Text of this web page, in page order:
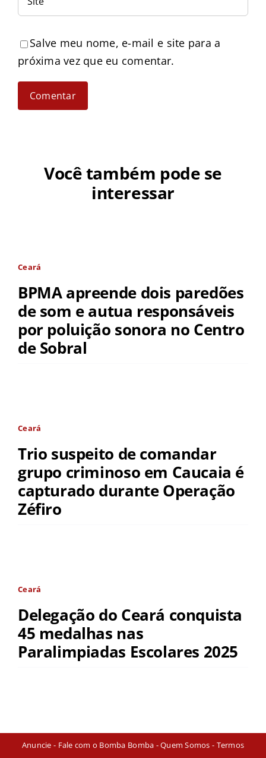
Salve meu nome, e-mail e site para a
próxima vez que eu comentar.
Você também pode se
interessar
Ceará
BPMA apreende dois paredões
de som e autua responsáveis
por poluição sonora no Centro
de Sobral
Ceará
Trio suspeito de comandar
grupo criminoso em Caucaia é
capturado durante Operação
Zéfiro
Ceará
Delegação do Ceará conquista
45 medalhas nas
Paralimpiadas Escolares 2025
Anuncie - Fale com o Bomba Bomba -Quem Somos - Termos